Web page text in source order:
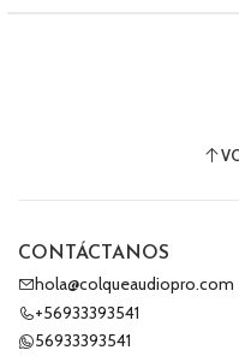
CONTÁCTANOS
hola@colqueaudiopro.com
+56933393541
56933393541